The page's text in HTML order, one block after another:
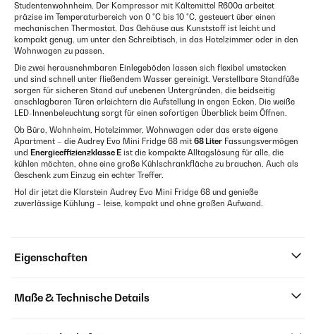
Studentenwohnheim. Der Kompressor mit Kältemittel R600a arbeitet
präzise im Temperaturbereich von 0 °C bis 10 °C, gesteuert über einen
mechanischen Thermostat. Das Gehäuse aus Kunststoff ist leicht und
kompakt genug, um unter den Schreibtisch, in das Hotelzimmer oder in den
Wohnwagen zu passen.
Die zwei herausnehmbaren Einlegeböden lassen sich flexibel umstecken
und sind schnell unter fließendem Wasser gereinigt. Verstellbare Standfüße
sorgen für sicheren Stand auf unebenen Untergründen, die beidseitig
anschlagbaren Türen erleichtern die Aufstellung in engen Ecken. Die weiße
LED-Innenbeleuchtung sorgt für einen sofortigen Überblick beim Öffnen.
Ob Büro, Wohnheim, Hotelzimmer, Wohnwagen oder das erste eigene
Apartment – die Audrey Evo Mini Fridge 68 mit 68 Liter Fassungsvermögen
und Energieeffizienzklasse E ist die kompakte Alltagslösung für alle, die
kühlen möchten, ohne eine große Kühlschrankfläche zu brauchen. Auch als
Geschenk zum Einzug ein echter Treffer.
Hol dir jetzt die Klarstein Audrey Evo Mini Fridge 68 und genieße
zuverlässige Kühlung – leise, kompakt und ohne großen Aufwand.
Eigenschaften
Maße & Technische Details